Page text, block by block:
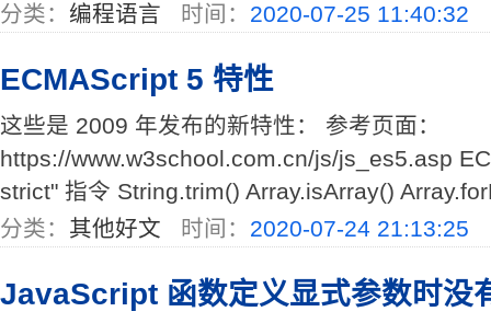
分类： 编程语言 时间： 2020-07-25 11:40:32
ECMAScript 5 特性
这些是 2009 年发布的新特性： 参考页面：
https://www.w3school.com.cn/js/js_es5.asp
strict" 指令 String.trim() Array.isArray()
分类： 其他好文 时间： 2020-07-24 21:13:25
JavaScript 函数定义显式参数时没